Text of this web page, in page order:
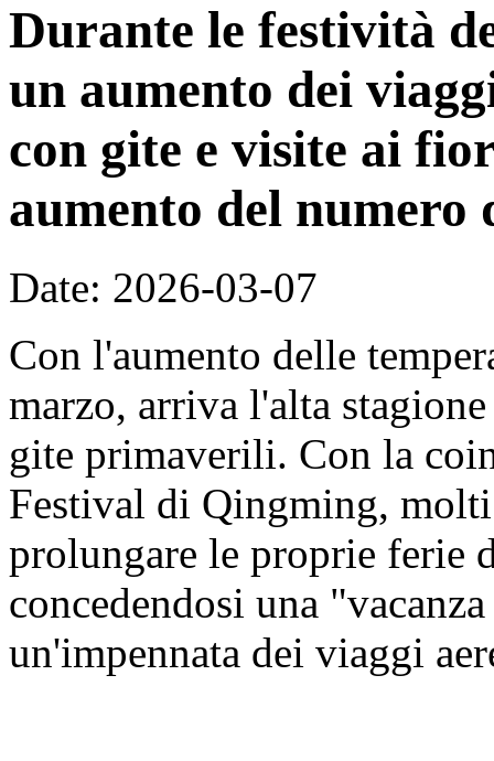
Durante le festività
un aumento dei
con gite e visite ai
aumento del
Date: 2026-03-07
Con l'aumento delle
marzo, arriva l'alta
gite primaverili. Con la
Festival di Qingming,
prolungare le proprie ferie
concedendosi una
un'impennata dei viaggi